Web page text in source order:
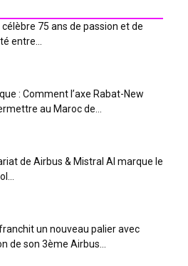
75 ans de passion et de
entre...
: Comment l’axe Rabat-New
au Maroc de...
de Airbus & Mistral AI marque le
un nouveau palier avec
de son 3ème Airbus...